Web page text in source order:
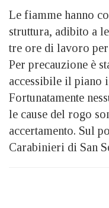
Le fiamme hanno
struttura, adibito a
tre ore di lavoro
Per precauzione è
accessibile il piano
Fortunatamente
le cause del rogo
accertamento. Sul
Carabinieri di San